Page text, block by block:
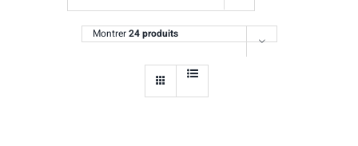
Montrer24 produits